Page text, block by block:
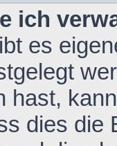
ich
es
hast,
dies die